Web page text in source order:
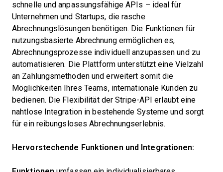
schnelle und anpassungsfähige APIs – ideal für
Unternehmen und Startups, die rasche
Abrechnungslösungen benötigen. Die Funktionen für
nutzungsbasierte Abrechnung ermöglichen es,
Abrechnungsprozesse individuell anzupassen und zu
automatisieren. Die Plattform unterstützt eine Vielzahl
an Zahlungsmethoden und erweitert somit die
Möglichkeiten Ihres Teams, internationale Kunden zu
bedienen. Die Flexibilität der Stripe-API erlaubt eine
nahtlose Integration in bestehende Systeme und sorgt
für ein reibungsloses Abrechnungserlebnis.
Hervorstechende Funktionen und Integrationen: